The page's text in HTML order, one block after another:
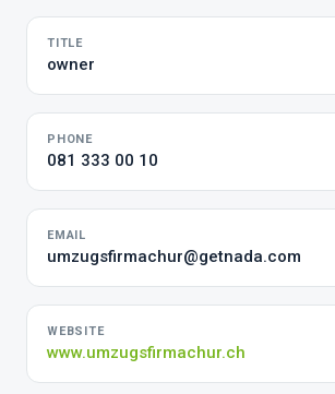
TITLE
owner
PHONE
081 333 00 10
EMAIL
umzugsfirmachur@getnada.com
WEBSITE
www.umzugsfirmachur.ch